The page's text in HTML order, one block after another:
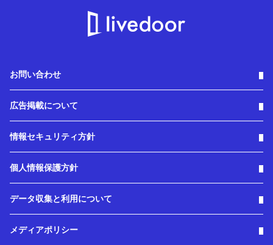
お問い合わせ
広告掲載について
情報セキュリティ方針
個人情報保護方針
データ収集と利用について
メディアポリシー